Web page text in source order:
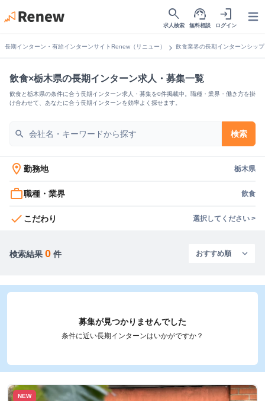
search
求人検索
support_agent
無料相談
login
ログイン
長期インターン・有給インターンサイトRenew（リニュー） chevron_right 飲食業界の長期インターンシップ
飲食×栃木県の長期インターン求人・募集一覧
飲食と栃木県の条件に合う長期インターン求人・募集を0件掲載中。職種・業界・働き方を掛
け合わせて、あなたに合う長期インターンを効率よく探せます。
search 検索
location_on 勤務地 栃木県
work_outline職種・業界 飲食
check こだわり 選択してください >
検索結果 0 件
募集が見つかりませんでした
条件に近い長期インターンはいかがですか？
NEW